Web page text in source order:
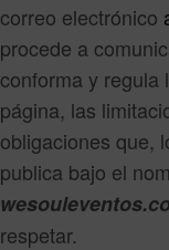
correo electrónico
procede a
conforma y regula
página, las
obligaciones que,
publica bajo el
respetar.